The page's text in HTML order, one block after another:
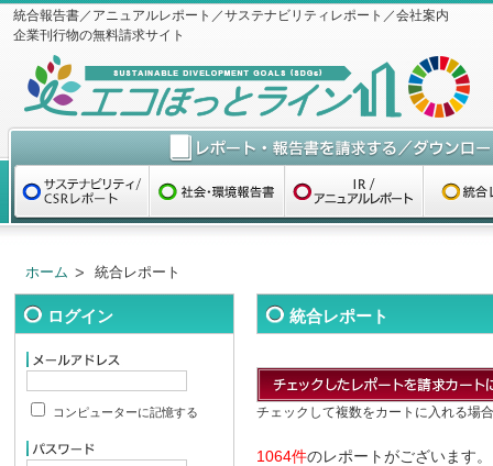
統合報告書／アニュアルレポート／サステナビリティレポート／会社案内
企業刊行物の無料請求サイト
ホーム 統合レポート
ログイン
コンピューターに記憶する
統合レポート
チェックして複数をカートに入れる場
1064件のレポートがございます。